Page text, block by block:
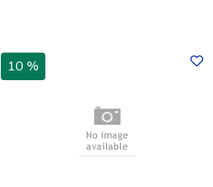
10 %